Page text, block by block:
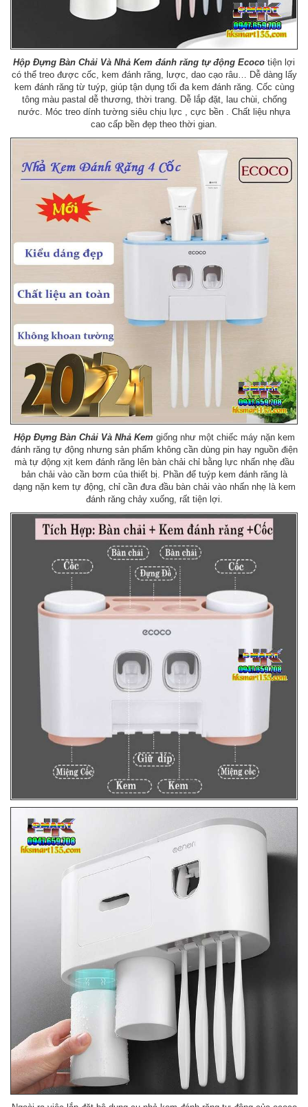
Hộp Đựng Bàn Chải Và Nhả Kem đánh răng tự động Ecoco tiện lợi
có thể treo được cốc, kem đánh răng, lược, dao cạo râu… Dễ dàng lấy
kem đánh răng từ tuýp, giúp tận dụng tối đa kem đánh răng. Cốc cùng
tông màu pastal dễ thương, thời trang. Dễ lắp đặt, lau chùi, chống
nước. Móc treo dính tường siêu chịu lực , cực bền . Chất liệu nhựa
cao cấp bền đẹp theo thời gian.
Hộp Đựng Bàn Chải Và Nhả Kem giống như một chiếc máy nặn kem
đánh răng tự động nhưng sản phẩm không cần dùng pin hay nguồn điện
mà tự động xịt kem đánh răng lên bàn chải chỉ bằng lực nhấn nhẹ đầu
bản chải vào cần bơm của thiết bị. Phần để tuýp kem đánh răng là
dạng nặn kem tự động, chỉ cần đưa đầu bàn chải vào nhấn nhẹ là kem
đánh răng chảy xuống, rất tiện lợi.